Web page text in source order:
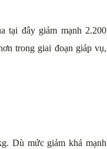
tại đây giảm mạnh 2.200
trong giai đoạn giáp vụ,
Dù mức giảm khá mạnh